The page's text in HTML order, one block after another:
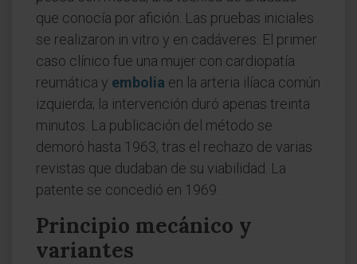
que conocía por afición. Las pruebas iniciales
se realizaron in vitro y en cadáveres. El primer
caso clínico fue una mujer con cardiopatía
reumática y embolia en la arteria ilíaca común
izquierda; la intervención duró apenas treinta
minutos. La publicación del método se
demoró hasta 1963, tras el rechazo de varias
revistas que dudaban de su viabilidad. La
patente se concedió en 1969.
Principio mecánico y
variantes